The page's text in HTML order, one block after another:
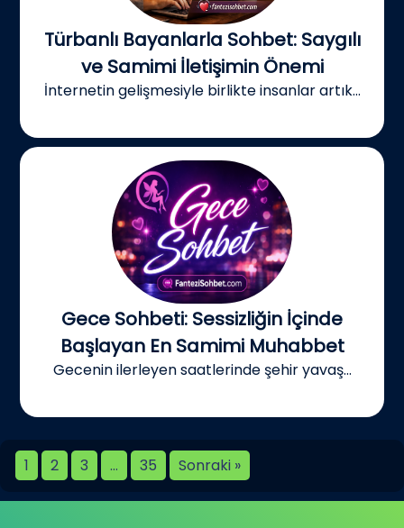
Türbanlı Bayanlarla Sohbet: Saygılı
ve Samimi İletişimin Önemi
İnternetin gelişmesiyle birlikte insanlar artık...
Gece Sohbeti: Sessizliğin İçinde
Başlayan En Samimi Muhabbet
Gecenin ilerleyen saatlerinde şehir yavaş...
1 2 3 … 35 Sonraki »